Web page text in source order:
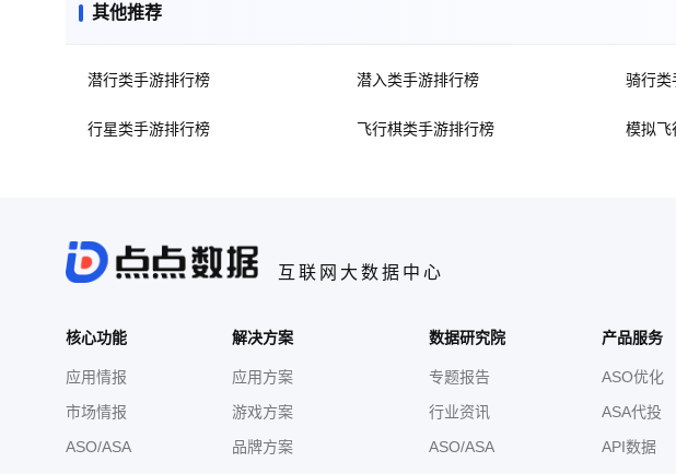
其他推荐
潜行类手游排行榜 潜入类手游排行榜 骑行类
行星类手游排行榜 飞行棋类手游排行榜 模拟飞
互联网大数据中心
核心功能
应用情报
市场情报
ASO/ASA
解决方案
应用方案
游戏方案
品牌方案
数据研究院
专题报告
行业资讯
ASO/ASA
产品服务
ASO优化
ASA代投
API数据